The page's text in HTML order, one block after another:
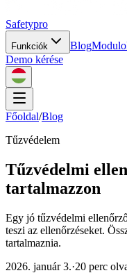
Safetypro
Funkciók Blog
Demo kérése
Főoldal/Blog
Tűzvédelem
Tűzvédelmi
tartalmazzon
Egy jó tűzvédelmi
teszi az ellenőrzéseket.
tartalmaznia.
2026. január 3.·20 perc